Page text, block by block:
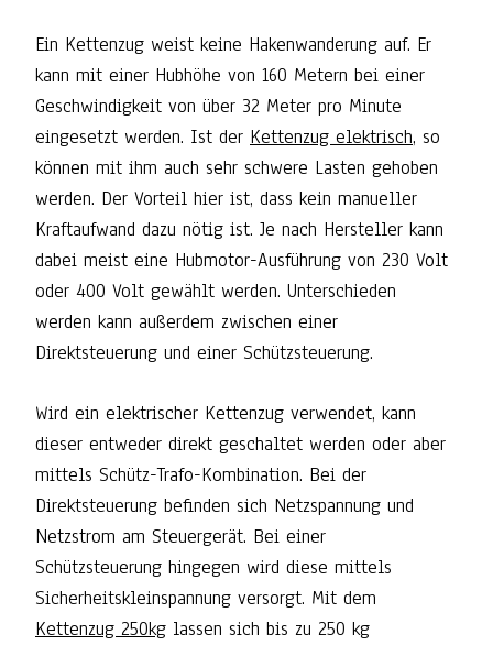
Ein Kettenzug weist keine Hakenwanderung auf. Er
kann mit einer Hubhöhe von 160 Metern bei einer
Geschwindigkeit von über 32 Meter pro Minute
eingesetzt werden. Ist der Kettenzug elektrisch, so
können mit ihm auch sehr schwere Lasten gehoben
werden. Der Vorteil hier ist, dass kein manueller
Kraftaufwand dazu nötig ist. Je nach Hersteller kann
dabei meist eine Hubmotor-Ausführung von 230 Volt
oder 400 Volt gewählt werden. Unterschieden
werden kann außerdem zwischen einer
Direktsteuerung und einer Schützsteuerung.
Wird ein elektrischer Kettenzug verwendet, kann
dieser entweder direkt geschaltet werden oder aber
mittels Schütz-Trafo-Kombination. Bei der
Direktsteuerung befinden sich Netzspannung und
Netzstrom am Steuergerät. Bei einer
Schützsteuerung hingegen wird diese mittels
Sicherheitskleinspannung versorgt. Mit dem
Kettenzug 250kg lassen sich bis zu 250 kg